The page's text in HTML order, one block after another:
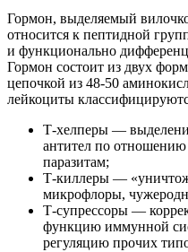
Гормон, выделяемый
относится к пептидной
и функционально
Гормон состоит из двух
цепочкой из 48-50
лейкоциты
Т-хелперы —
антител по отношению
паразитам;
Т-киллеры —
микрофлоры,
Т-супрессоры —
функцию иммунной
регуляцию прочих